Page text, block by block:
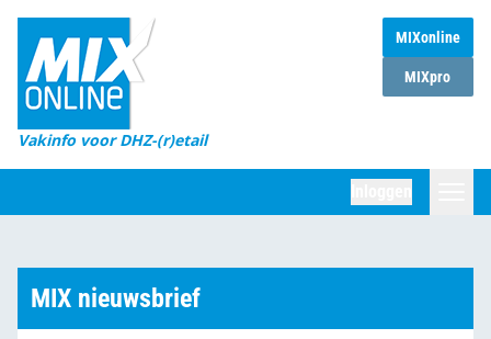
MIXonline
MIXpro
Vakinfo voor DHZ-(r)etail
Home
Magazines
DHZ Sessie
Marktcijfers
MIX nieuwsbrief